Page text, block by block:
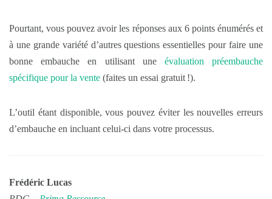
Pourtant, vous pouvez avoir les réponses aux 6 points énumérés et
à une grande variété d’autres questions essentielles pour faire une
bonne embauche en utilisant une évaluation préembauche
spécifique pour la vente (faites un essai gratuit !).
L’outil étant disponible, vous pouvez éviter les nouvelles erreurs
d’embauche en incluant celui-ci dans votre processus.
Frédéric Lucas